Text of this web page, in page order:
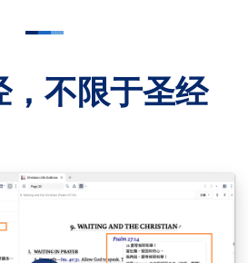
，不限于圣经